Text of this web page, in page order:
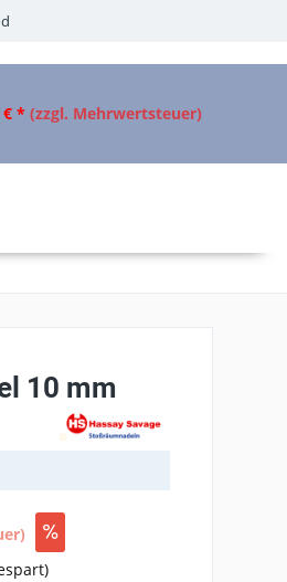
€ * (zzgl. Mehrwertsteuer)
10 mm